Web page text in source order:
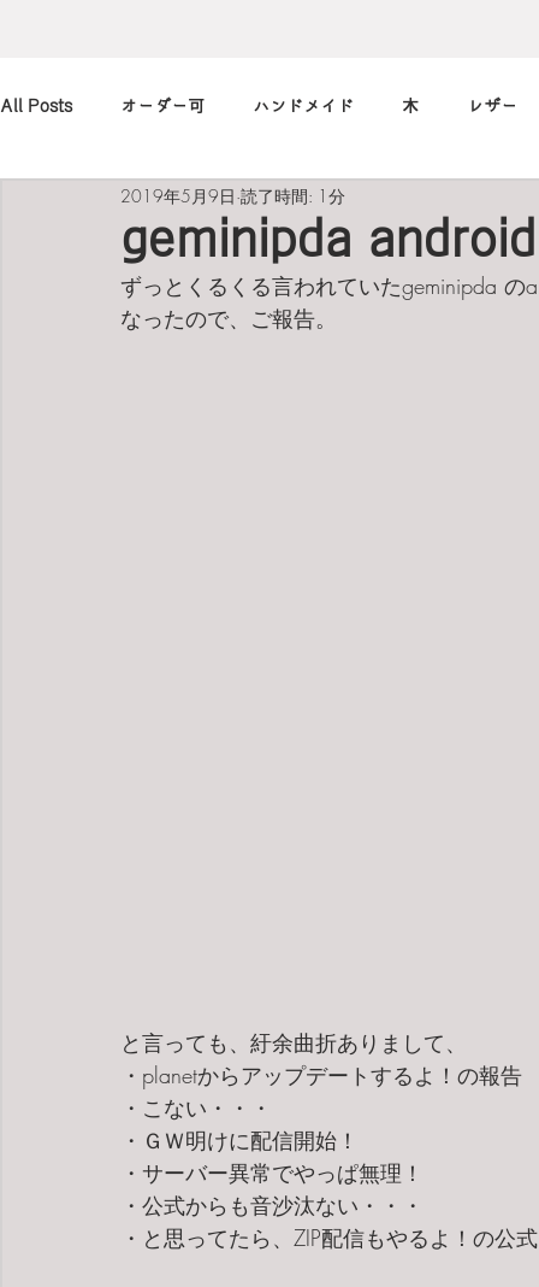
All Posts オーダー可 ハンドメイド 木 レザー
カメラ 本 筆記用具
art 買ったもの 小休止の 習慣
geminipda
2019年5月9日 読了時間: 1分
ずっとくるくる言われていたgeminipda
なったので、ご報告。
と言っても、紆余曲折ありまして、
・planetからアップデートするよ！の報告
・こない・・・
・ＧＷ明けに配信開始！
・サーバー異常でやっぱ無理！
・公式からも音沙汰ない・・・
・と思ってたら、ZIP配信もやるよ！の公